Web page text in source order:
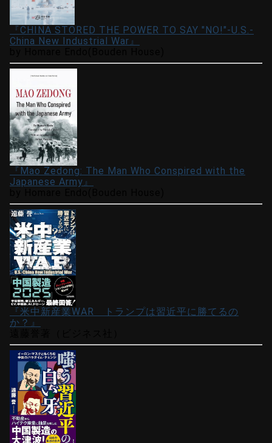
『CHINA STORED THE POWER TO SAY "NO!"-U.S.-
China New Industrial War』
『Mao Zedong: The Man Who Conspired with the
Japanese Army』
『米中新産業WAR トランプは習近平に勝てるの
か？』